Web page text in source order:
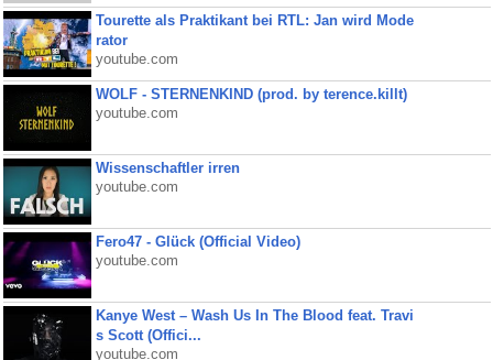
Tourette als Praktikant bei RTL: Jan wird Mode
rator
youtube.com
WOLF - STERNENKIND (prod. by terence.killt)
youtube.com
Wissenschaftler irren
youtube.com
Fero47 - Glück (Official Video)
youtube.com
Kanye West – Wash Us In The Blood feat. Travi
s Scott (Offici...
youtube.com